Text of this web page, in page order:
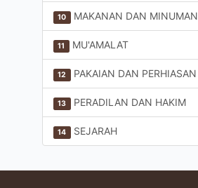
10 MAKANAN DAN MINUMAN
11 MU'AMALAT
12 PAKAIAN DAN PERHIASAN
13 PERADILAN DAN HAKIM
14 SEJARAH